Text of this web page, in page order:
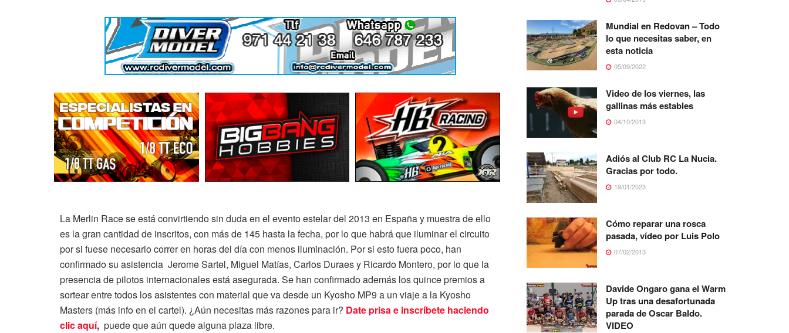
La Merlin Race se está convirtiendo sin duda en el evento estelar del 2013 en España y muestra de ello
es la gran cantidad de inscritos, con más de 145 hasta la fecha, por lo que habrá que iluminar el circuito
por si fuese necesario correr en horas del día con menos iluminación. Por si esto fuera poco, han
confirmado su asistencia Jerome Sartel, Miguel Matías, Carlos Duraes y Ricardo Montero, por lo que la
presencia de pilotos internacionales está asegurada. Se han confirmado además los quince premios a
sortear entre todos los asistentes con material que va desde un Kyosho MP9 a un viaje a la Kyosho
Masters (más info en el cartel). ¿Aún necesitas más razones para ir? Date prisa e inscríbete haciendo
clic aquí, puede que aún quede alguna plaza libre.
Mundial en Redovan – Todo
lo que necesitas saber, en
esta noticia
05/09/2022
Video de los viernes, las
gallinas más estables
04/10/2013
Adiós al Club RC La Nucia.
Gracias por todo.
19/01/2023
Cómo reparar una rosca
pasada, vídeo por Luis Polo
07/02/2013
Davide Ongaro gana el Warm
Up tras una desafortunada
parada de Oscar Baldo.
VIDEO